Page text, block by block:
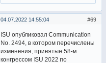
69
04.07.2022 14:55:04
ISU опубликовал Communication
No. 2494, в котором перечислены
изменения, принятые 58-м
конгрессом ISU 2022 по